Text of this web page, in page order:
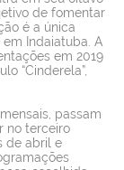
de fomentar
é a única
Indaiatuba. A
em 2019
“Cinderela”,
passam
no terceiro
de abril e